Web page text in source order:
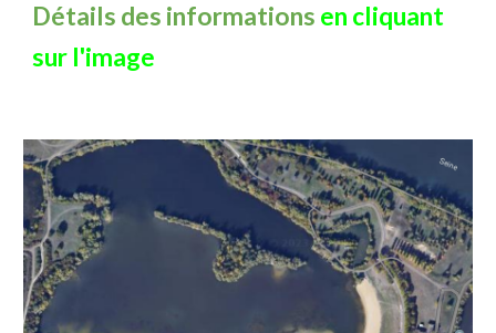
Détails des informations en cliquant
sur l'image